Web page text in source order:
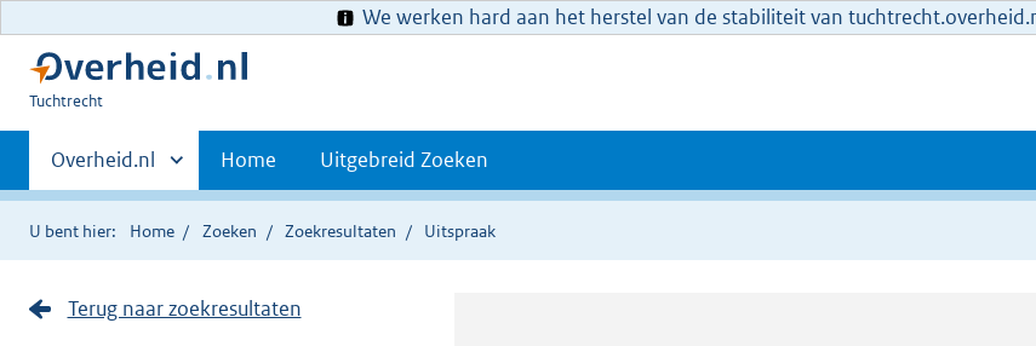
We werken hard aan het herstel van de stabiliteit van
U
hier:
Tuchtrecht
Primaire
navigatie
Andere
sites
binnen
Overheid.nl Home Uitgebreid Zoeken
U bent hier: Home Zoeken Zoekresultaten Uitspraak
Terug naar zoekresultaten